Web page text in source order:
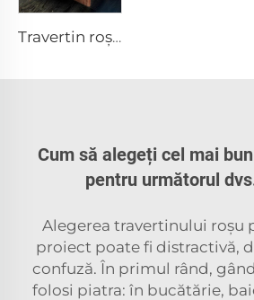
Travertin roșu - Masa premium din piatră, mobilă din piatră, lucrări artistice
Cum să alegeți cel mai
pentru următorul
Alegerea travertinului roșu
proiect poate fi distractivă,
confuză. În primul rând,
folosi piatra: în bucătărie,